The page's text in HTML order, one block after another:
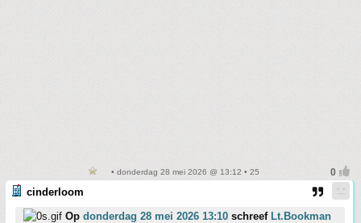
• donderdag 28 mei 2026 @ 13:12 • 25
cinderloom
Op donderdag 28 mei 2026 13:10 schreef Lt.Bookman